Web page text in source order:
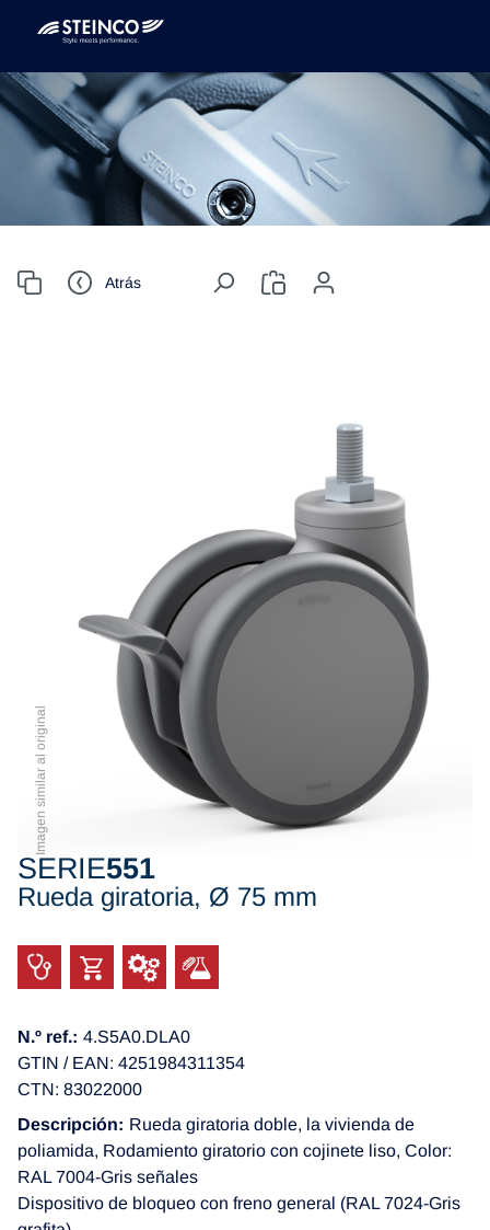
Atrás
Imagen similar al original
SERIE551
Rueda giratoria, Ø 75 mm
N.º ref.: 4.S5A0.DLA0
GTIN / EAN: 4251984311354
CTN: 83022000
Descripción: Rueda giratoria doble, la vivienda de
poliamida, Rodamiento giratorio con cojinete liso, Color:
RAL 7004-Gris señales
Dispositivo de bloqueo con freno general (RAL 7024-Gris